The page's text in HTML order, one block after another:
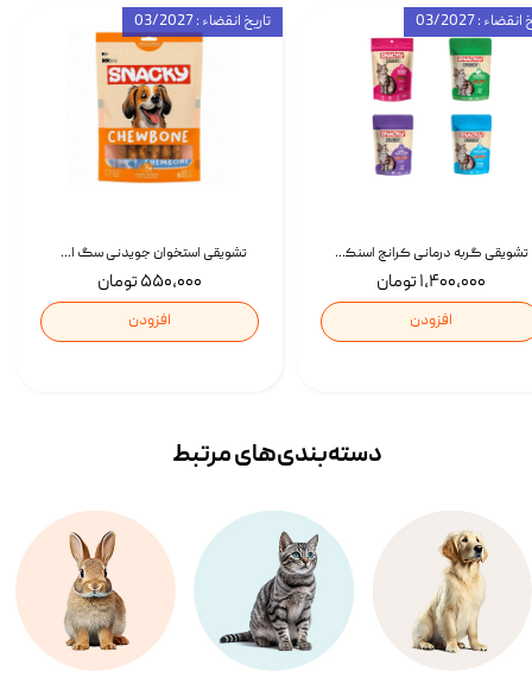
تشویقی استخوان جویدنی سگ اسنکی کرانچی با طعم مرغ Snacky Crunchy Munchy وزن 100 گرم
۵۵۰,۰۰۰ تومان
افزودن
تاریخ انقضاء : 03/2027
تشویقی گربه درمانی کرانچ اسنکی با طعم میکس Snacky Crunch Cat Treats وزن 60 گرم بسته 4 عددی
۱,۴۰۰,۰۰۰ تومان
افزودن
: 03/2027
دسته‌بندی‌‌های مرتبط